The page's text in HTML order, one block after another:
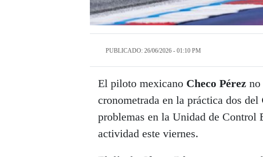
PUBLICADO: 26/06/2026 - 01:10 PM
El piloto mexicano Checo Pérez no
cronometrada en la práctica dos del
problemas en la Unidad de Control
actividad este viernes.